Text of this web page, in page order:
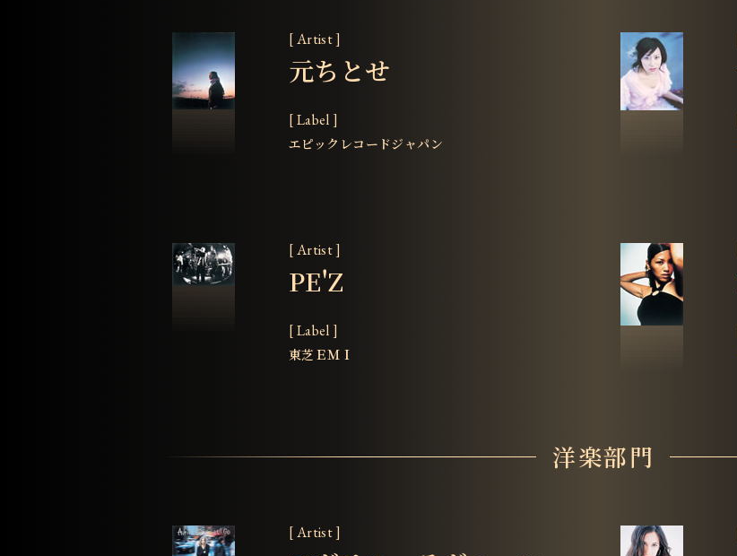
[ Artist ]
元ちとせ
[ Label ]
エピックレコードジャパン
[ Artist ]
PE'Z
[ Label ]
東芝ＥＭＩ
洋楽部門
[ Artist ]